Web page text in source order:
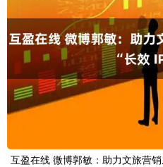
互盈在线 微博郭敏：助力文旅营销